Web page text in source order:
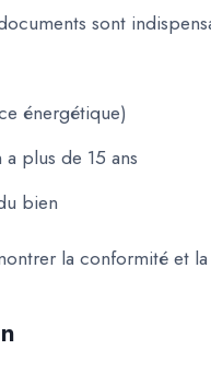
sont
énergétique)
a plus de 15 ans
bien
la conformité et